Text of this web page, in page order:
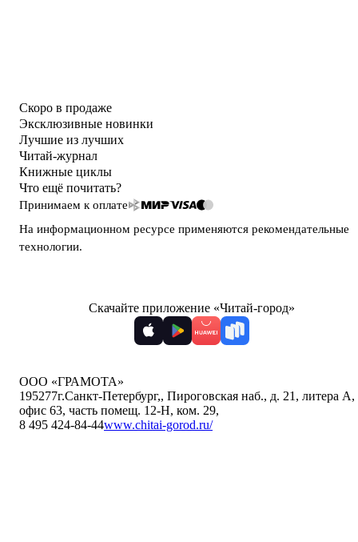
Скоро в продаже
Эксклюзивные новинки
Лучшие из лучших
Читай-журнал
Книжные циклы
Что ещё почитать?
Принимаем к оплате
На информационном ресурсе применяются рекомендательные
технологии.
Скачайте приложение «Читай-город»
ООО «ГРАМОТА»
195277г.Санкт-Петербург,, Пироговская наб., д. 21, литера А,
офис 63, часть помещ. 12-Н, ком. 29,
8 495 424-84-44www.chitai-gorod.ru/